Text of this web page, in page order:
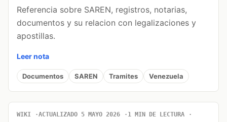
Referencia sobre SAREN, registros, notarias,
documentos y su relacion con legalizaciones y
apostillas.
Leer nota
Documentos SAREN Tramites Venezuela
WIKI ACTUALIZADO 5 MAYO 2026 1 MIN DE LECTURA